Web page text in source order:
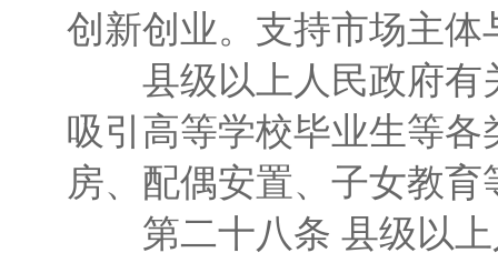
创新创业。支持市场主
县级以上人民政府有
吸引高等学校毕业生等
房、配偶安置、子女教
第二十八条 县级以上